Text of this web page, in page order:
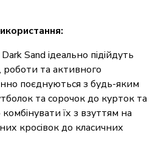
Sand ідеально підійдуть
роботи та активного
поєднуються з будь-яким
та сорочок до курток та
їх з взуттям на
кросівок до класичних